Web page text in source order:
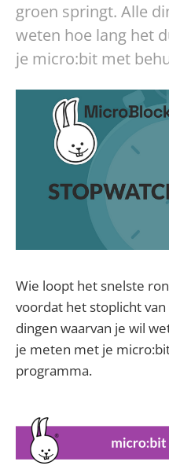
groen springt. Alle
weten hoe lang het
je micro:bit met
Wie loopt het snelste
voordat het stoplicht
dingen waarvan je wil
je meten met je
programma.